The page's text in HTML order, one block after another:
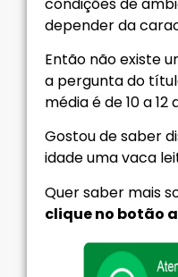
depender da
Então não existe
a pergunta do
média é de 10 a 12
Gostou de saber
idade uma vaca
Quer saber mais
clique no botão